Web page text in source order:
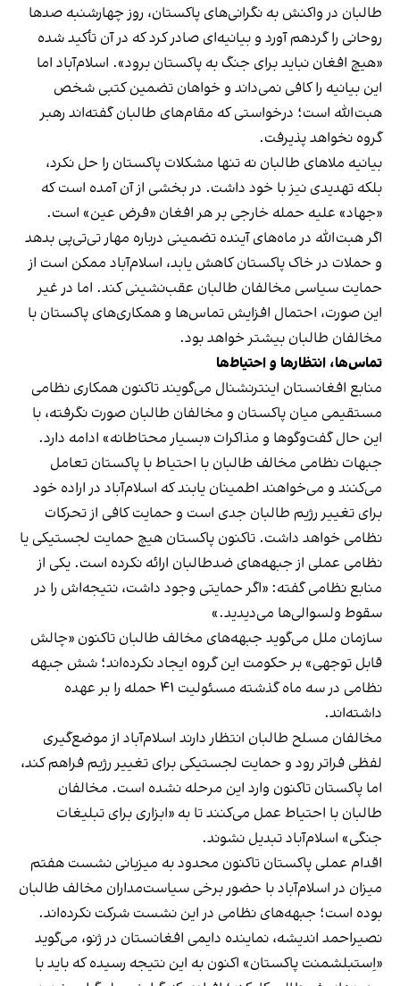
طالبان در واکنش به نگرانی‌های پاکستان، روز چهارشنبه صدها
روحانی را گردهم آورد و بیانیه‌ای صادر کرد که در آن تأکید شده
«هیچ افغان نباید برای جنگ به پاکستان برود». اسلام‌آباد اما
این بیانیه را کافی نمی‌داند و خواهان تضمین کتبی شخص
هبت‌الله است؛ درخواستی که مقام‌های طالبان گفته‌اند رهبر
گروه نخواهد پذیرفت.
بیانیه ملاهای طالبان نه تنها مشکلات پاکستان را حل نکرد،
بلکه تهدیدی نیز با خود داشت. در بخشی از آن آمده است که
«جهاد» علیه حمله خارجی بر هر افغان «فرض عین» است.
اگر هبت‌الله در ماه‌های آینده تضمینی درباره مهار تی‌تی‌پی بدهد
و حملات در خاک پاکستان کاهش یابد، اسلام‌آباد ممکن است از
حمایت سیاسی مخالفان طالبان عقب‌نشینی کند. اما در غیر
این صورت، احتمال افزایش تماس‌ها و همکاری‌های پاکستان با
مخالفان طالبان بیشتر خواهد بود.
تماس‌ها، انتظارها و احتیاط‌ها
منابع افغانستان اینترنشنال می‌گویند تاکنون همکاری نظامی
مستقیمی میان پاکستان و مخالفان طالبان صورت نگرفته، با
این حال گفت‌وگوها و مذاکرات «بسیار محتاطانه» ادامه دارد.
جبهات نظامی مخالف طالبان با احتیاط با پاکستان تعامل
می‌کنند و می‌خواهند اطمینان یابند که اسلام‌آباد در اراده خود
برای تغییر رژیم طالبان جدی است و حمایت کافی از تحرکات
نظامی خواهد داشت. تاکنون پاکستان هیچ حمایت لجستیکی یا
نظامی عملی از جبهه‌های ضدطالبان ارائه نکرده است. یکی از
منابع نظامی گفته: «اگر حمایتی وجود داشت، نتیجه‌اش را در
سقوط ولسوالی‌ها می‌دیدید.»
سازمان ملل می‌گوید جبهه‌های مخالف طالبان تاکنون «چالش
قابل توجهی» بر حکومت این گروه ایجاد نکرده‌اند؛ شش جبهه
نظامی در سه ماه گذشته مسئولیت ۴۱ حمله را بر عهده
داشته‌اند.
مخالفان مسلح طالبان انتظار دارند اسلام‌آباد از موضع‌گیری
لفظی فراتر رود و حمایت لجستیکی برای تغییر رژیم فراهم کند،
اما پاکستان تاکنون وارد این مرحله نشده است. مخالفان
طالبان با احتیاط عمل می‌کنند تا به «ابزاری برای تبلیغات
جنگی» اسلام‌آباد تبدیل نشوند.
اقدام عملی پاکستان تاکنون محدود به میزبانی نشست هفتم
میزان در اسلام‌آباد با حضور برخی سیاست‌مداران مخالف طالبان
بوده است؛ جبهه‌های نظامی در این نشست شرکت نکرده‌اند.
نصیراحمد اندیشه، نماینده دایمی افغانستان در ژنو، می‌گوید
«اِستبلشمنت پاکستان» اکنون به این نتیجه رسیده که باید با